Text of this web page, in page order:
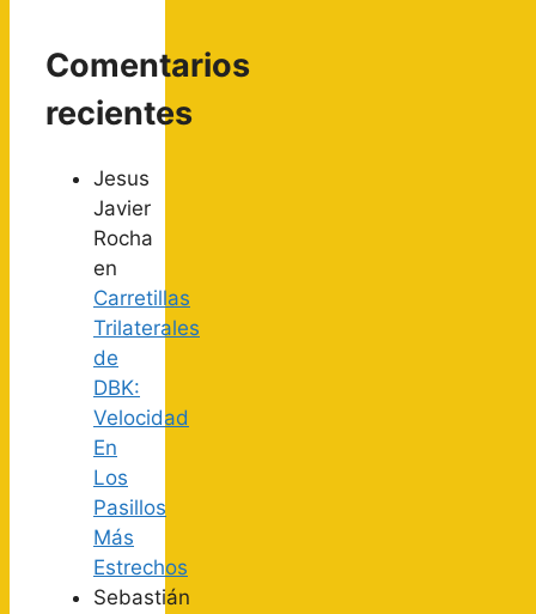
Comentarios
recientes
Jesus
Javier
Rocha
en
Carretillas
Trilaterales
de
DBK:
Velocidad
En
Los
Pasillos
Más
Estrechos
Sebastián